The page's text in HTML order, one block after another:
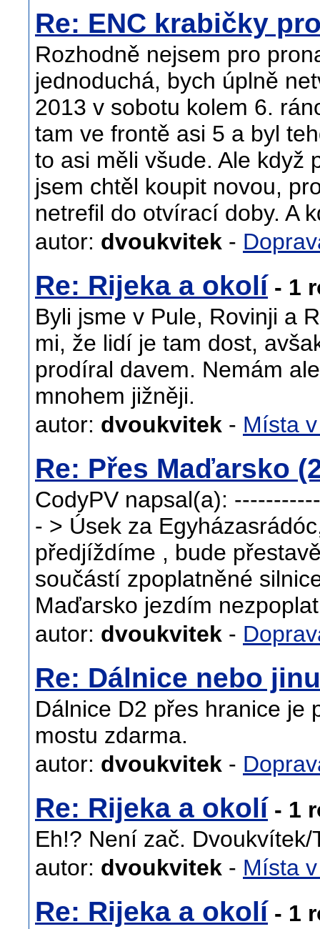
Re: ENC krabičky
Rozhodně nejsem pro
jednoduchá, bych úplně
2013 v sobotu kolem 6.
tam ve frontě asi 5 a byl
to asi měli všude. Ale když
jsem chtěl koupit novou,
netrefil do otvírací doby. A
autor: dvoukvitek -
Re: Rijeka a okolí - 1
Byli jsme v Pule, Rovinji a
mi, že lidí je tam dost,
prodíral davem. Nemám
mnohem jižněji.
autor: dvoukvitek - Místa
Re: Přes Maďarsko
CodyPV napsal(a):
- > Úsek za
předjíždíme , bude
součástí zpoplatněné
Maďarsko jezdím
autor: dvoukvitek -
Re: Dálnice nebo
Dálnice D2 přes hranice je
mostu zdarma.
autor: dvoukvitek -
Re: Rijeka a okolí - 1
Eh!? Není zač. Dvoukvítek/
autor: dvoukvitek - Místa
Re: Rijeka a okolí - 1